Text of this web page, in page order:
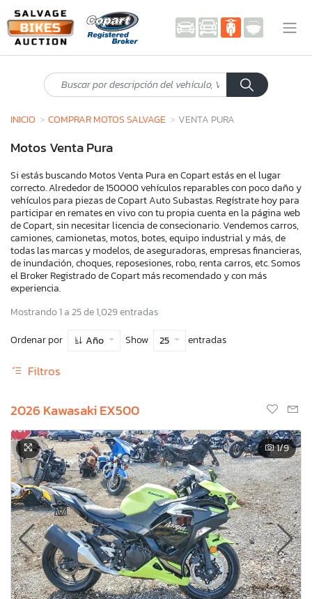
INICIO COMPRAR MOTOS SALVAGE VENTA PURA
Motos Venta Pura
Si estás buscando Motos Venta Pura en Copart estás en el lugar
correcto. Alrededor de 150000 vehículos reparables con poco daño y
vehículos para piezas de Copart Auto Subastas. Regístrate hoy para
participar en remates en vivo con tu propia cuenta en la página web
de Copart, sin necesitar licencia de consecionario. Vendemos carros,
camiones, camionetas, motos, botes, equipo industrial y más, de
todas las marcas y modelos, de aseguradoras, empresas financieras,
de inundación, choques, reposesiones, robo, renta carros, etc. Somos
el Broker Registrado de Copart más recomendado y con más
experiencia.
Mostrando 1 a 25 de 1,029 entradas
Ordenar por
Año Show 25 entradas
Filtros
2026 Kawasaki EX500
1/9